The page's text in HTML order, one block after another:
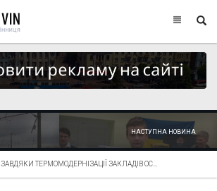
НАСТУПНА НОВИНА
ЗАВДЯКИ ТЕРМОМОДЕРНІЗАЦІЇ ЗАКЛАДІВ ОС...